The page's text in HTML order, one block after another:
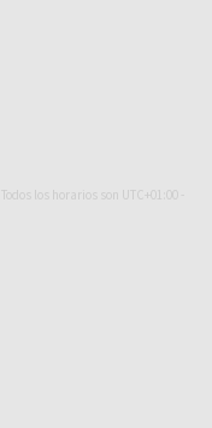
- Todos los horarios son UTC+01:00